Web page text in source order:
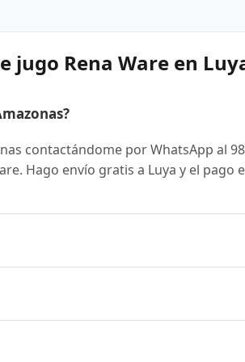
jugo Rena Ware en
contactándome por WhatsApp al
Hago envío gratis a Luya y el pago
pago en cuotas desde el 10% de